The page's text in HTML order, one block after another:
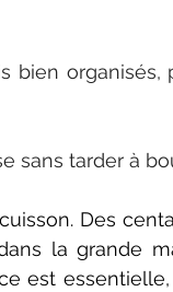
bien
sans tarder à
Des
la grande
est